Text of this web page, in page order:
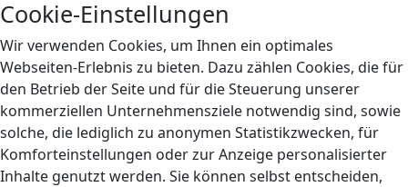
Cookie-Einstellungen
Wir verwenden Cookies, um Ihnen ein optimales
Webseiten-Erlebnis zu bieten. Dazu zählen Cookies, die für
den Betrieb der Seite und für die Steuerung unserer
kommerziellen Unternehmensziele notwendig sind, sowie
solche, die lediglich zu anonymen Statistikzwecken, für
Komforteinstellungen oder zur Anzeige personalisierter
Inhalte genutzt werden. Sie können selbst entscheiden,